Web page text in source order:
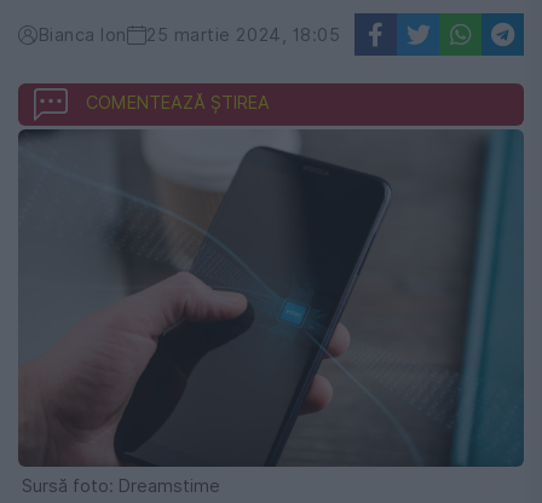
Bianca Ion 25 martie 2024, 18:05
COMENTEAZĂ ȘTIREA
Sursă foto: Dreamstime